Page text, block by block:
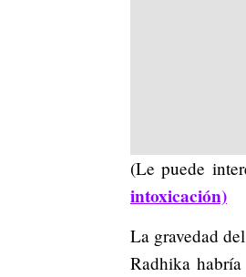
(Le puede
intoxicación)
La gravedad
Radhika